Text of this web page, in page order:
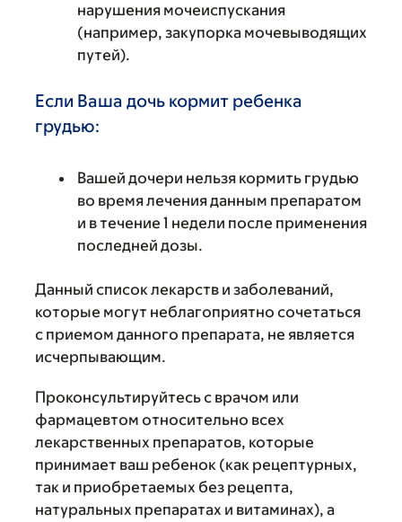
нарушения мочеиспускания
(например, закупорка мочевыводящих
путей).
Если Ваша дочь кормит ребенка
грудью:
Вашей дочери нельзя кормить грудью
во время лечения данным препаратом
и в течение 1 недели после применения
последней дозы.
Данный список лекарств и заболеваний,
которые могут неблагоприятно сочетаться
с приемом данного препарата, не является
исчерпывающим.
Проконсультируйтесь с врачом или
фармацевтом относительно всех
лекарственных препаратов, которые
принимает ваш ребенок (как рецептурных,
так и приобретаемых без рецепта,
натуральных препаратах и витаминах), а